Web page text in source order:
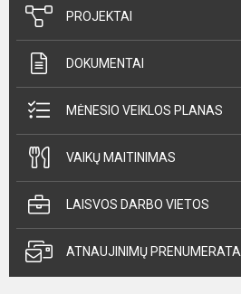
PROJEKTAI
DOKUMENTAI
MĖNESIO VEIKLOS PLANAS
VAIKŲ MAITINIMAS
LAISVOS DARBO VIETOS
ATNAUJINIMŲ PRENUMERATA